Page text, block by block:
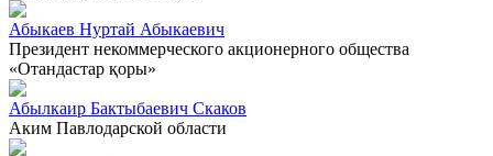
Абыкаев Нуртай Абыкаевич
Президент некоммерческого акционерного общества
«Отандастар қоры»
Абылкаир Бактыбаевич Скаков
Аким Павлодарской области